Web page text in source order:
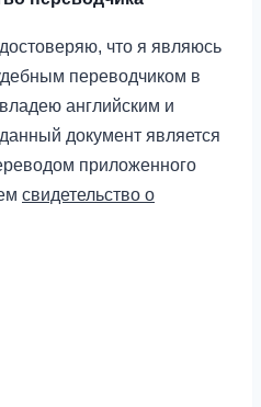
что я являюсь
переводчиком в
английским и
документ является
приложенного
свидетельство о